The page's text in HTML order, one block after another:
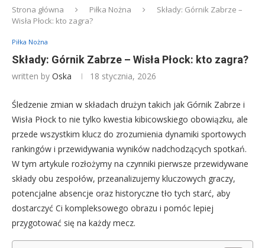
Strona główna Piłka Nożna
Składy: Górnik Zabrze –
Wisła Płock: kto zagra?
Piłka Nożna
Składy: Górnik Zabrze – Wisła Płock: kto zagra?
written by Oska 18 stycznia, 2026
Śledzenie zmian w składach drużyn takich jak Górnik Zabrze i
Wisła Płock to nie tylko kwestia kibicowskiego obowiązku, ale
przede wszystkim klucz do zrozumienia dynamiki sportowych
rankingów i przewidywania wyników nadchodzących spotkań.
W tym artykule rozłożymy na czynniki pierwsze przewidywane
składy obu zespołów, przeanalizujemy kluczowych graczy,
potencjalne absencje oraz historyczne tło tych starć, aby
dostarczyć Ci kompleksowego obrazu i pomóc lepiej
przygotować się na każdy mecz.